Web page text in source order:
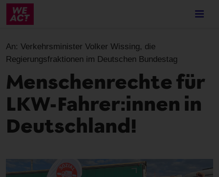
Skip
content
An: Verkehrsminister Volker Wissing, die
Regierungsfraktionen im Deutschen Bundestag
Menschenrechte für
LKW-Fahrer:innen in
Deutschland!